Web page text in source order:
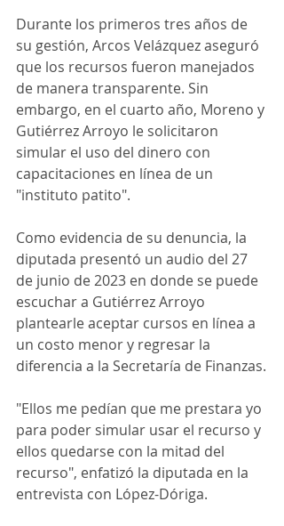
Durante los primeros tres años de
su gestión, Arcos Velázquez aseguró
que los recursos fueron manejados
de manera transparente. Sin
embargo, en el cuarto año, Moreno y
Gutiérrez Arroyo le solicitaron
simular el uso del dinero con
capacitaciones en línea de un
"instituto patito".
Como evidencia de su denuncia, la
diputada presentó un audio del 27
de junio de 2023 en donde se puede
escuchar a Gutiérrez Arroyo
plantearle aceptar cursos en línea a
un costo menor y regresar la
diferencia a la Secretaría de Finanzas.
"Ellos me pedían que me prestara yo
para poder simular usar el recurso y
ellos quedarse con la mitad del
recurso", enfatizó la diputada en la
entrevista con López-Dóriga.